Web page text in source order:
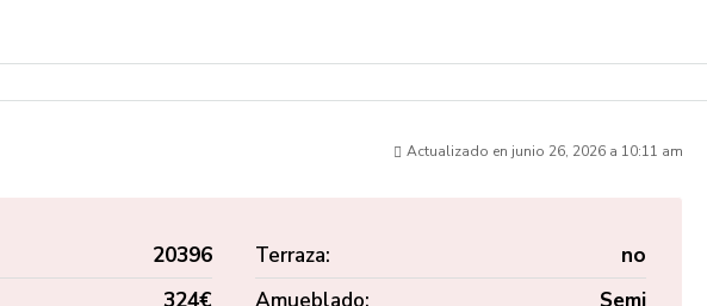
Actualizado en junio 26, 2026 a 10:11 am
20396
324€
Terraza:
no
Amueblado:
Semi